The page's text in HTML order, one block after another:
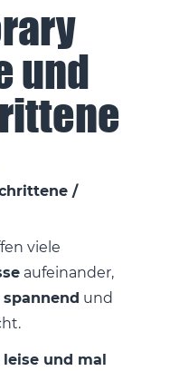
und
/
viele
aufeinander,
spannend und
leise und mal